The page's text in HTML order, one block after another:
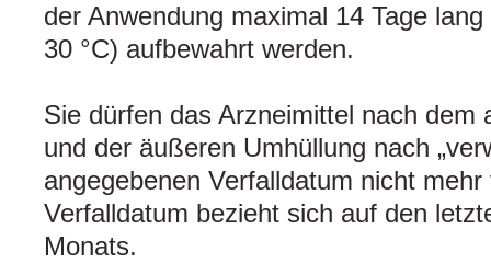
der Anwendung maximal 14 Tage
30 °C) aufbewahrt werden.
Sie dürfen das Arzneimittel nach dem
und der äußeren Umhüllung nach
angegebenen Verfalldatum nicht
Verfalldatum bezieht sich auf den
Monats.